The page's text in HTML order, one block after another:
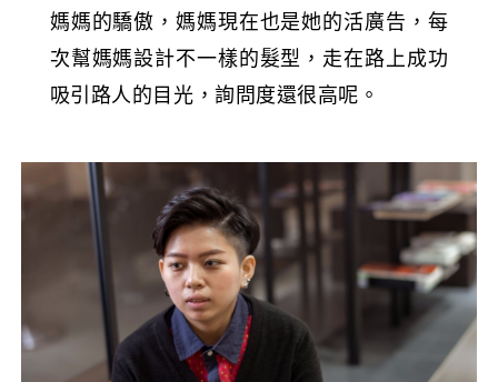
媽媽的驕傲，媽媽現在也是她的活廣告，每
次幫媽媽設計不一樣的髮型，走在路上成功
吸引路人的目光，詢問度還很高呢。